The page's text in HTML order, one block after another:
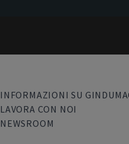
INFORMAZIONI SU
LAVORA CON NOI
NEWSROOM